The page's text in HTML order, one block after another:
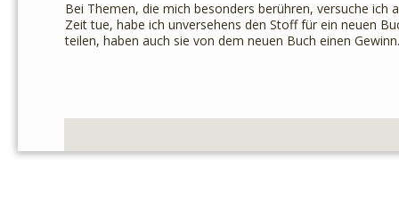
Bei Themen, die mich besonders berühren, versuche ich
Zeit tue, habe ich unversehens den Stoff für ein neuen
teilen, haben auch sie von dem neuen Buch einen Gewinn.